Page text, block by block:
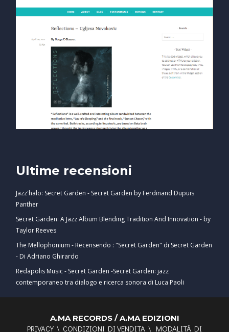
Ultime recensioni
Jazz'halo: Secret Garden - Secret Garden by Ferdinand Dupuis
Panther
Secret Garden: A Jazz Album Blending Tradition And Innovation - by
Taylor Reeves
The Mellophonium - Recensendo : "Secret Garden" di Secret Garden
- Di Adriano Ghirardo
Redapolis Music - Secret Garden -Secret Garden: jazz
contemporaneo tra dialogo e ricerca sonora di Luca Paoli
A.MA RECORDS / A.MA EDIZIONI
PRIVACY \ CONDIZIONI DI VENDITA \ MODALITÀ DI